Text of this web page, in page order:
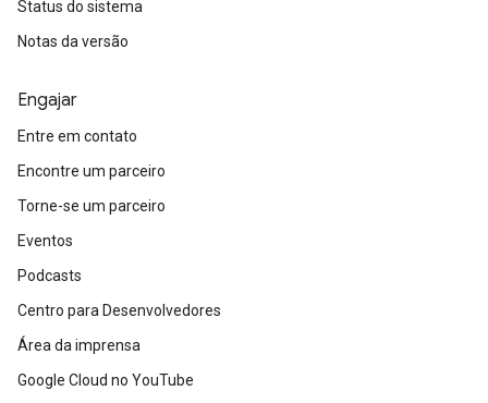
Status do sistema
Notas da versão
Engajar
Entre em contato
Encontre um parceiro
Torne-se um parceiro
Eventos
Podcasts
Centro para Desenvolvedores
Área da imprensa
Google Cloud no YouTube